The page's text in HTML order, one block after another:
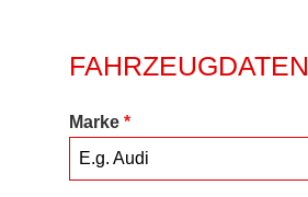
FAHRZEUGDATEN
Marke *
E.g. Audi